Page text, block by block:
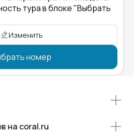
тура в блоке "Выбрать
Изменить
номер
на coral.ru